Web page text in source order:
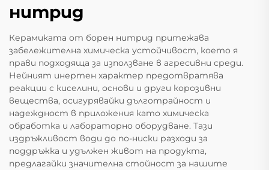
нитрид
Керамиката от борен нитрид притежава
забележителна химическа устойчивост, което я
прави подходяща за използване в агресивни среди.
Нейният инертен характер предотвратява
реакции с киселини, основи и други корозивни
вещества, осигурявайки дълготрайност и
надеждност в приложения като химическа
обработка и лабораторно оборудване. Тази
издръжливост води до по-ниски разходи за
поддръжка и удължен живот на продукта,
предлагайки значителна стойност за нашите